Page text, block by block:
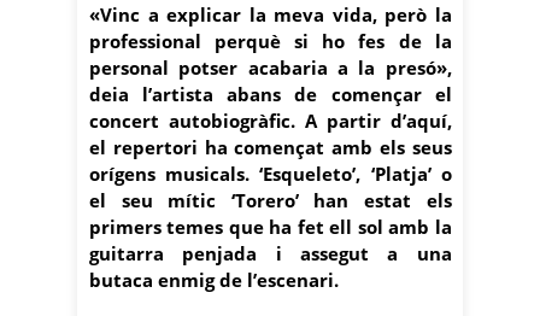
«Vinc a explicar la meva vida, però la
professional perquè si ho fes de la
personal potser acabaria a la presó»,
deia l’artista abans de començar el
concert autobiogràfic. A partir d’aquí,
el repertori ha començat amb els seus
orígens musicals. ‘Esqueleto’, ‘Platja’ o
el seu mític ‘Torero’ han estat els
primers temes que ha fet ell sol amb la
guitarra penjada i assegut a una
butaca enmig de l’escenari.